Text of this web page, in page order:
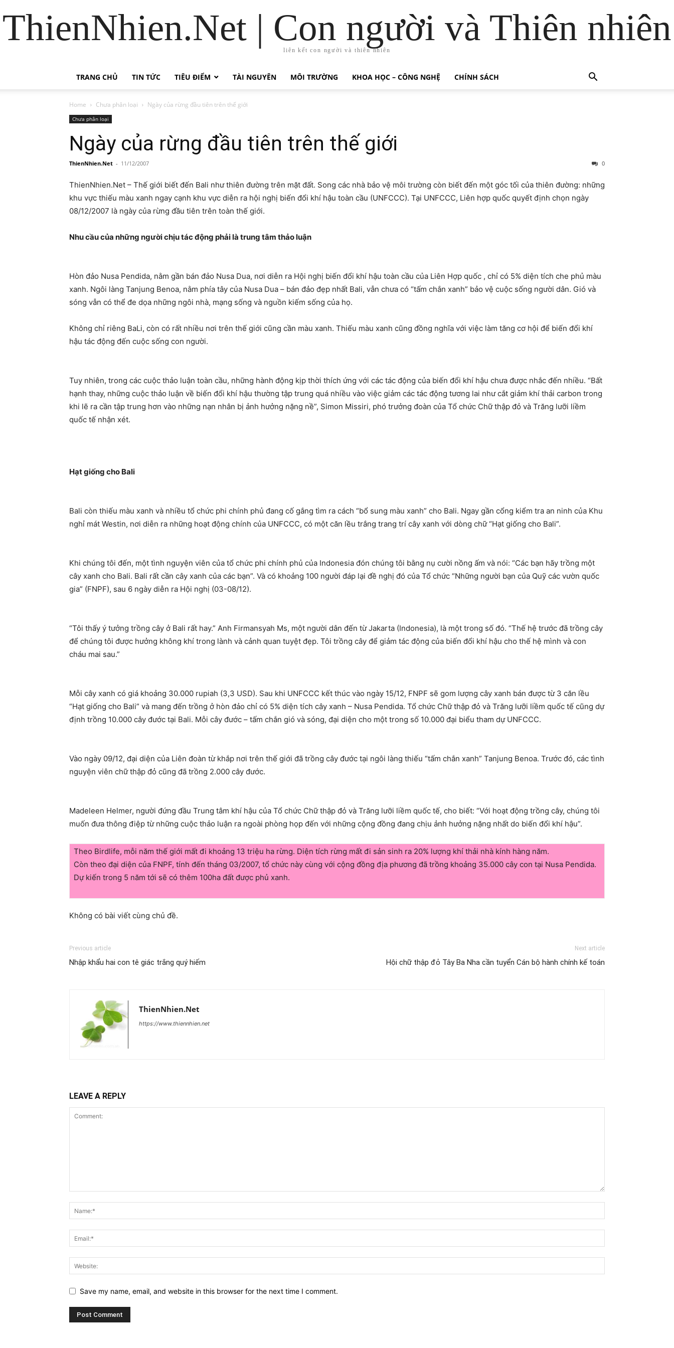
ThienNhien.Net | Con người và Thiên nhiên
liên kết con người và thiên nhiên
TRANG CHỦ TIN TỨC TIÊU ĐIỂM TÀI NGUYÊN MÔI TRƯỜNG KHOA HỌC – CÔNG NGHỆ CHÍNH SÁCH
Home Chưa phân loại Ngày của rừng đầu tiên trên thế giới
Chưa phân loại
Ngày của rừng đầu tiên trên thế giới
ThienNhien.Net - 11/12/2007 0
ThienNhien.Net – Thế giới biết đến Bali như thiên đường trên mặt đất. Song các nhà bảo vệ môi trường còn biết đến một góc tối của thiên đường: những
khu vực thiếu màu xanh ngay cạnh khu vực diễn ra hội nghị biến đổi khí hậu toàn cầu (UNFCCC). Tại UNFCCC, Liên hợp quốc quyết định chọn ngày
08/12/2007 là ngày của rừng đầu tiên trên toàn thế giới.
Nhu cầu của những người chịu tác động phải là trung tâm thảo luận
Hòn đảo Nusa Pendida, nằm gần bán đảo Nusa Dua, nơi diễn ra Hội nghị biến đổi khí hậu toàn cầu của Liên Hợp quốc , chỉ có 5% diện tích che phủ màu
xanh. Ngôi làng Tanjung Benoa, nằm phía tây của Nusa Dua – bán đảo đẹp nhất Bali, vẫn chưa có “tấm chắn xanh” bảo vệ cuộc sống người dân. Gió và
sóng vẫn có thể đe dọa những ngôi nhà, mạng sống và nguồn kiếm sống của họ.
Không chỉ riêng BaLi, còn có rất nhiều nơi trên thế giới cũng cần màu xanh. Thiếu màu xanh cũng đồng nghĩa với việc làm tăng cơ hội để biến đổi khí
hậu tác động đến cuộc sống con người.
Tuy nhiên, trong các cuộc thảo luận toàn cầu, những hành động kịp thời thích ứng với các tác động của biến đổi khí hậu chưa được nhắc đến nhiều. “Bất
hạnh thay, những cuộc thảo luận về biến đổi khí hậu thường tập trung quá nhiều vào việc giảm các tác động tương lai như cắt giảm khí thải carbon trong
khi lẽ ra cần tập trung hơn vào những nạn nhân bị ảnh hưởng nặng nề”, Simon Missiri, phó trưởng đoàn của Tổ chức Chữ thập đỏ và Trăng lưỡi liềm
quốc tế nhận xét.
Hạt giống cho Bali
Bali còn thiếu màu xanh và nhiều tổ chức phi chính phủ đang cố gắng tìm ra cách “bổ sung màu xanh” cho Bali. Ngay gần cổng kiểm tra an ninh của Khu
nghỉ mát Westin, nơi diễn ra những hoạt động chính của UNFCCC, có một căn lều trắng trang trí cây xanh với dòng chữ “Hạt giống cho Bali”.
Khi chúng tôi đến, một tình nguyện viên của tổ chức phi chính phủ của Indonesia đón chúng tôi bằng nụ cười nồng ấm và nói: “Các bạn hãy trồng một
cây xanh cho Bali. Bali rất cần cây xanh của các bạn”. Và có khoảng 100 người đáp lại đề nghị đó của Tổ chức “Những người bạn của Quỹ các vườn quốc
gia” (FNPF), sau 6 ngày diễn ra Hội nghị (03-08/12).
“Tôi thấy ý tưởng trồng cây ở Bali rất hay.” Anh Firmansyah Ms, một người dân đến từJakarta (Indonesia), là một trong số đó. “Thế hệ trước đã trồng cây
để chúng tôi được hưởng không khí trong lành và cảnh quan tuyệt đẹp. Tôi trồng cây để giảm tác động của biến đổi khí hậu cho thế hệ mình và con
cháu mai sau.”
Mỗi cây xanh có giá khoảng 30.000 rupiah (3,3 USD). Sau khi UNFCCC kết thúc vào ngày 15/12, FNPF sẽ gom lượng cây xanh bán được từ 3 căn lều
“Hạt giống cho Bali” và mang đến trồng ở hòn đảo chỉ có 5% diện tích cây xanh – Nusa Pendida. Tổ chức Chữ thập đỏ và Trăng lưỡi liềm quốc tế cũng dự
định trồng 10.000 cây đước tại Bali. Mỗi cây đước – tấm chắn gió và sóng, đại diện cho một trong số 10.000 đại biểu tham dự UNFCCC.
Vào ngày 09/12, đại diện của Liên đoàn từ khắp nơi trên thế giới đã trồng cây đước tại ngôi làng thiếu “tấm chắn xanh” Tanjung Benoa. Trước đó, các tình
nguyện viên chữ thập đỏ cũng đã trồng 2.000 cây đước.
Madeleen Helmer, người đứng đầu Trung tâm khí hậu của Tổ chức Chữ thập đỏ và Trăng lưỡi liềm quốc tế, cho biết: “Với hoạt động trồng cây, chúng tôi
muốn đưa thông điệp từ những cuộc thảo luận ra ngoài phòng họp đến với những cộng đồng đang chịu ảnh hưởng nặng nhất do biến đổi khí hậu”.
Theo Birdlife, mỗi năm thế giới mất đi khoảng 13 triệu ha rừng. Diện tích rừng mất đi sản sinh ra 20% lượng khí thải nhà kính hàng năm.
Còn theo đại diện của FNPF, tính đến tháng 03/2007, tổ chức này cùng với cộng đồng địa phương đã trồng khoảng 35.000 cây con tại Nusa Pendida.
Dự kiến trong 5 năm tới sẽ có thêm 100ha đất được phủ xanh.
Không có bài viết cùng chủ đề.
Previous article
Nhập khẩu hai con tê giác trắng quý hiếm
Next article
Hội chữ thập đỏ Tây Ba Nha cần tuyển Cán bộ hành chính kế toán
ThienNhien.Net
https://www.thiennhien.net
LEAVE A REPLY
Save my name, email, and website in this browser for the next time I comment.